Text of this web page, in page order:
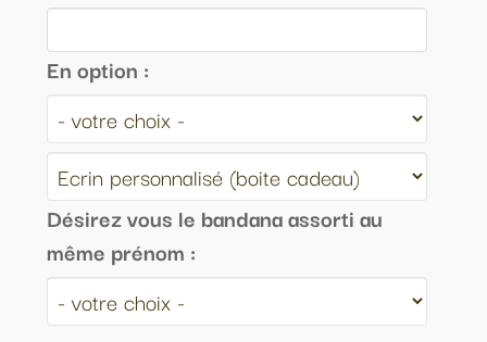
En option :
Désirez vous le bandana assorti au
même prénom :